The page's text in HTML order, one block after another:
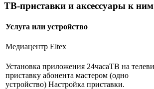
ТВ-приставки и аксессуары к ним
Услуга или устройство
Медиацентр Eltex
Установка приложения 24часаТВ на
приставку абонента мастером (одно
устройство) Настройка приставки.